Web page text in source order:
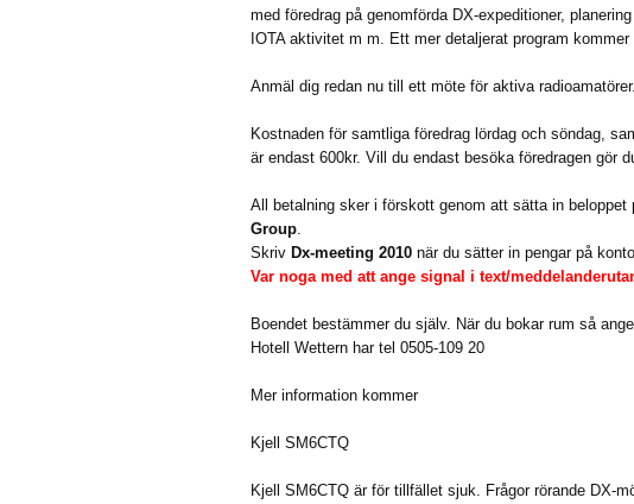
med föredrag på genomförda DX-expeditioner,
IOTA aktivitet m m. Ett mer detaljerat program
Anmäl dig redan nu till ett möte för aktiva radioamatörer.
Kostnaden för samtliga föredrag lördag och söndag,
är endast 600kr. Vill du endast besöka föredragen gör
All betalning sker i förskott genom att sätta in beloppet
Group.
Skriv Dx-meeting 2010 när du sätter in pengar på
Var noga med att ange signal i text/
Boendet bestämmer du själv. När du bokar rum så
Hotell Wettern har tel 0505-109 20
Mer information kommer
Kjell SM6CTQ
Kjell SM6CTQ är för tillfället sjuk. Frågor rörande DX-